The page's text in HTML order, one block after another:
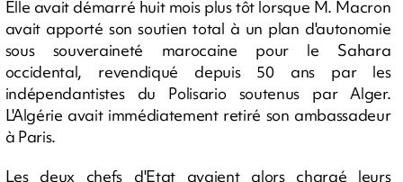
Elle avait démarré huit mois plus tôt lorsque M. Macron
avait apporté son soutien total à un plan d'autonomie
sous souveraineté marocaine pour le Sahara
occidental, revendiqué depuis 50 ans par les
indépendantistes du Polisario soutenus par Alger.
L'Algérie avait immédiatement retiré son ambassadeur
à Paris.
Les deux chefs d'Etat avaient alors chargé leurs